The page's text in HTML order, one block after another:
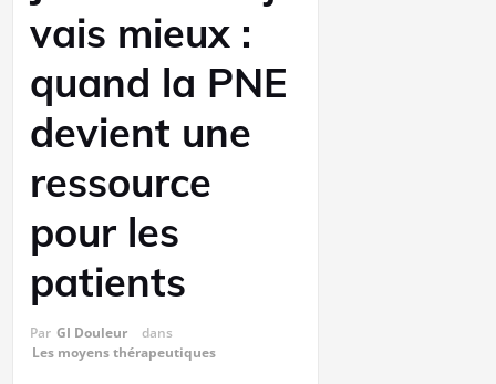
vais mieux :
quand la PNE
devient une
ressource
pour les
patients
Par GI Douleur
dans
Les moyens thérapeutiques